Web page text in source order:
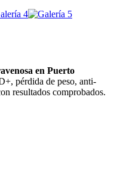
en Puerto
pérdida de peso, anti-
resultados comprobados.